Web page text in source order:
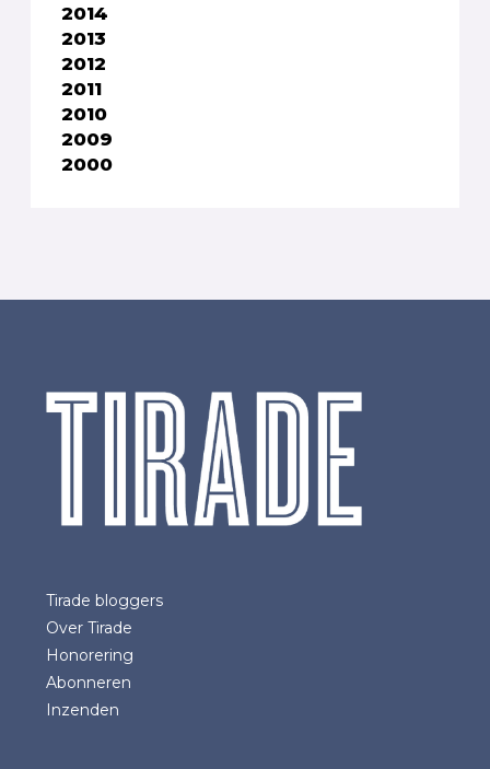
2014
2013
2012
2011
2010
2009
2000
Tirade bloggers
Over Tirade
Honorering
Abonneren
Inzenden